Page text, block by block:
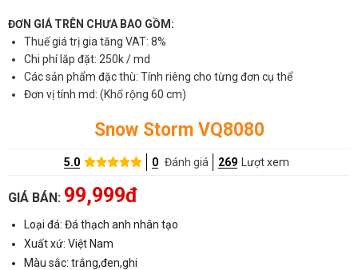
ĐƠN GIÁ TRÊN CHƯA BAO GỒM:
Thuế giá trị gia tăng VAT: 8%
Chi phí lắp đặt: 250k / md
Các sản phẩm đặc thù: Tính riêng cho từng đơn cụ thể
Đơn vị tính md: (Khổ rộng 60 cm)
Snow Storm VQ8080
5.0 0 Đánh giá 269 Lượt xem
GIÁ BÁN: 99,999đ
Loại đá: Đá thạch anh nhân tạo
Xuất xứ: Việt Nam
Màu sắc: trắng,đen,ghi